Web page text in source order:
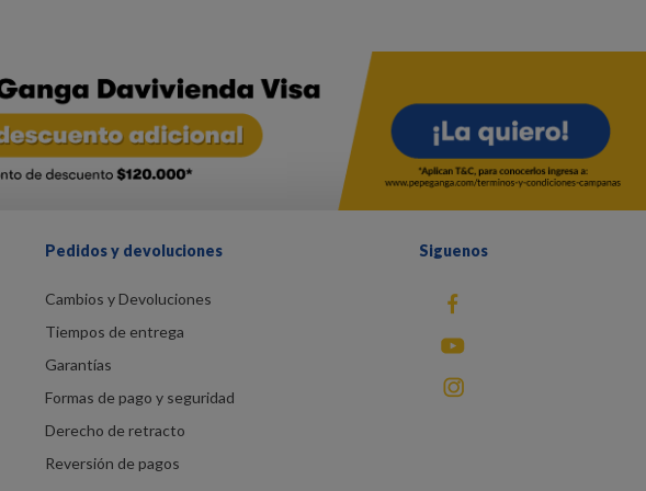
Pedidos y devoluciones
Cambios y Devoluciones
Tiempos de entrega
Garantías
Formas de pago y seguridad
Derecho de retracto
Reversión de pagos
Siguenos
fb
You Tube
instagram